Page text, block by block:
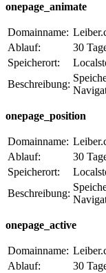
onepage_animate
Domainname:
Ablauf:
30
Speicherort:
Beschreibung:
onepage_position
Domainname:
Ablauf:
30
Speicherort:
Beschreibung:
onepage_active
Domainname:
Ablauf:
30